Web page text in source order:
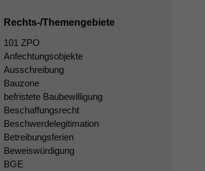
Rechts-/Themengebiete
101 ZPO
Anfechtungsobjekte
Ausschreibung
Bauzone
befristete Baubewilligung
Beschaffungsrecht
Beschwerdelegitimation
Betreibungsferien
Beweiswürdigung
BGE